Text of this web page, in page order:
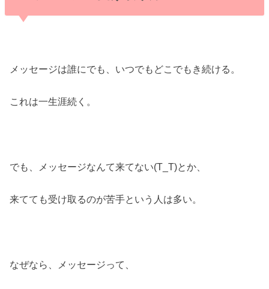
メッセージは誰にでも、いつでもどこでもき続ける。
これは一生涯続く。
でも、メッセージなんて来てない(T_T)とか、
来てても受け取るのが苦手という人は多い。
なぜなら、メッセージって、